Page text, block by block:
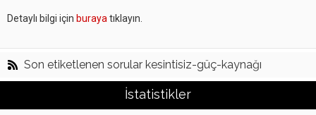
Detaylı bilgi için buraya tıklayın.
Son etiketlenen sorular kesintisiz-güç-kaynağı
İstatistikler